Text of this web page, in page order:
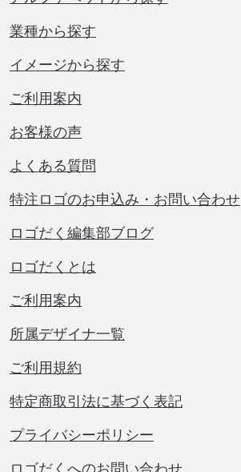
業種から探す
イメージから探す
ご利用案内
お客様の声
よくある質問
特注ロゴのお申込み・お問い合わせ
ロゴだく編集部ブログ
ロゴだくとは
ご利用案内
所属デザイナ一覧
ご利用規約
特定商取引法に基づく表記
プライバシーポリシー
ロゴだくへのお問い合わせ